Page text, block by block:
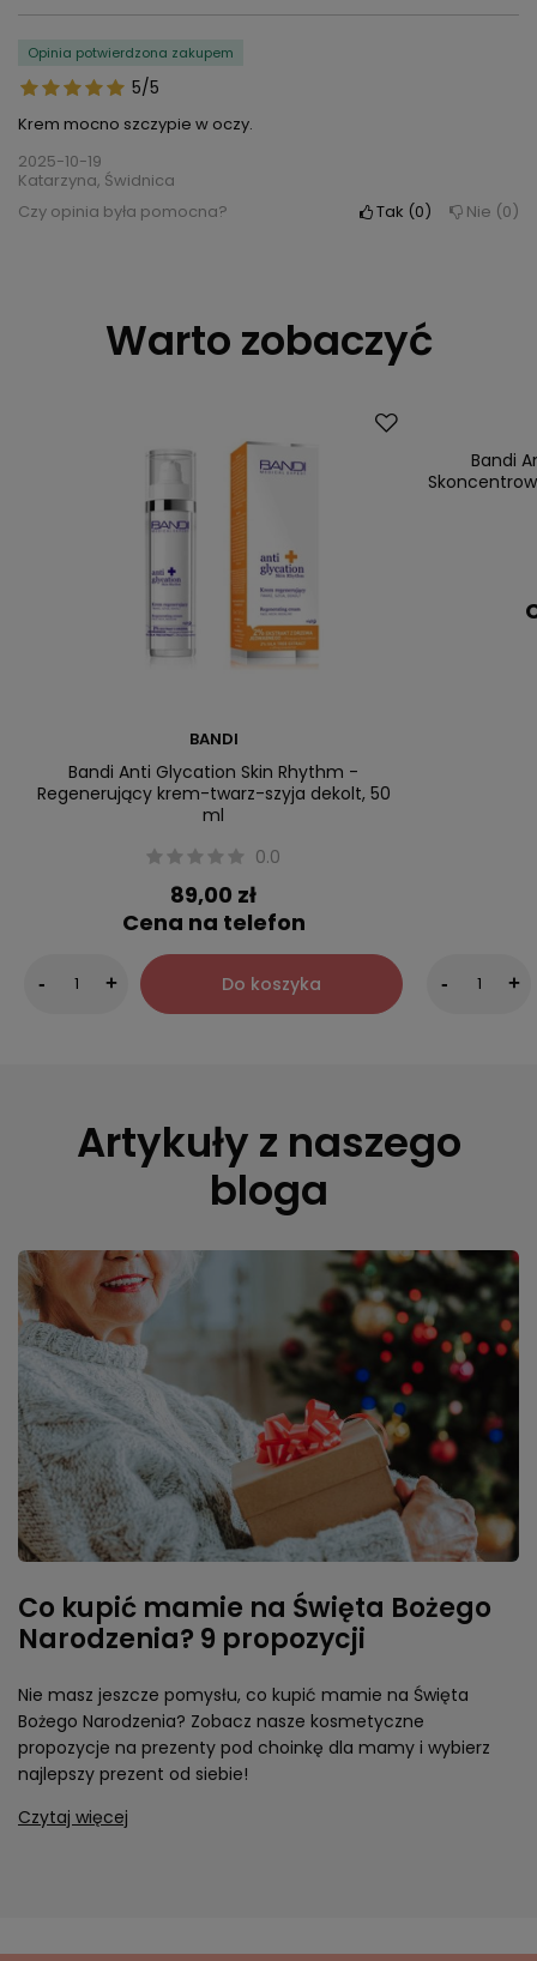
5/5
Opinia potwierdzona zakupem
Krem mocno szczypie w oczy.
2025-10-19
Katarzyna, Świdnica
Czy opinia była pomocna?
Tak 0 Nie 0
Warto zobaczyć
BANDI
Bandi Anti Glycation Skin Rhythm -
Regenerujący krem-twarz-szyja dekolt, 50
ml
0.0
89,00 zł
Cena na telefon
- + Do koszyka
Bandi
- +
Artykuły z naszego
bloga
Co kupić mamie na Święta Bożego
Narodzenia? 9 propozycji
Nie masz jeszcze pomysłu, co kupić mamie na Święta
Bożego Narodzenia? Zobacz nasze kosmetyczne
propozycje na prezenty pod choinkę dla mamy i wybierz
najlepszy prezent od siebie!
Czytaj więcej